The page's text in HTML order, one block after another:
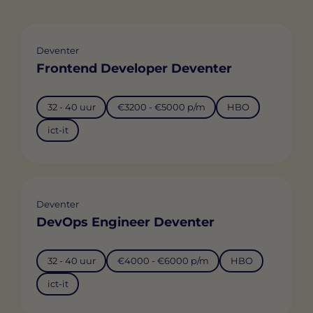
Deventer
Frontend Developer Deventer
32 - 40 uur €3200 - €5000 p/m HBO
ict-it
Deventer
DevOps Engineer Deventer
32 - 40 uur €4000 - €6000 p/m HBO
ict-it